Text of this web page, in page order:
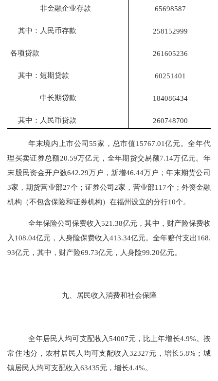
非金融企业存款 65698587
其中：人民币存款 258152999
各项贷款 261605236
其中：短期贷款 60251401
中长期贷款 184086434
其中：人民币贷款 260748700
年末境内上市公司55家，总市值15767.01亿元。全年代
理买卖证券总额20.59万亿元，全年期货交易额7.14万亿元。年
末股民资金开户数642.29万户，新增46.44万户；年末期货公司
3家，期货营业部27个；证券公司2家，营业部117个；外资金融
机构（不包含保险和证券机构）在福州设立的分行10个。
全年保险公司保费收入 521 .38亿元，其中，财产险保费收
入 108.04亿元，人身险保费收入413.34亿元。全年赔付支出168.
93亿元，其中，财产险69.73亿元，人身险99.20亿元。
九、居民收入消费和社会保障
全年居民人均可支配收入 54007元，比上年增长4.9%。按
常住地分，农村居民人均可支配收入 32327元，增长5.8%；城
镇居民人均可支配收入63435元，增长4.4%。